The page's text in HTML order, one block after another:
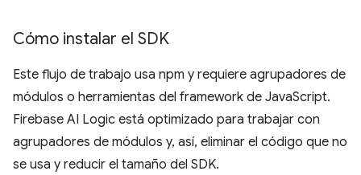
Cómo instalar el SDK
Este flujo de trabajo usa npm y requiere agrupadores de
módulos o herramientas del framework de JavaScript.
Firebase AI Logic está optimizado para trabajar con
agrupadores de módulos y, así, eliminar el código que no
se usa y reducir el tamaño del SDK.